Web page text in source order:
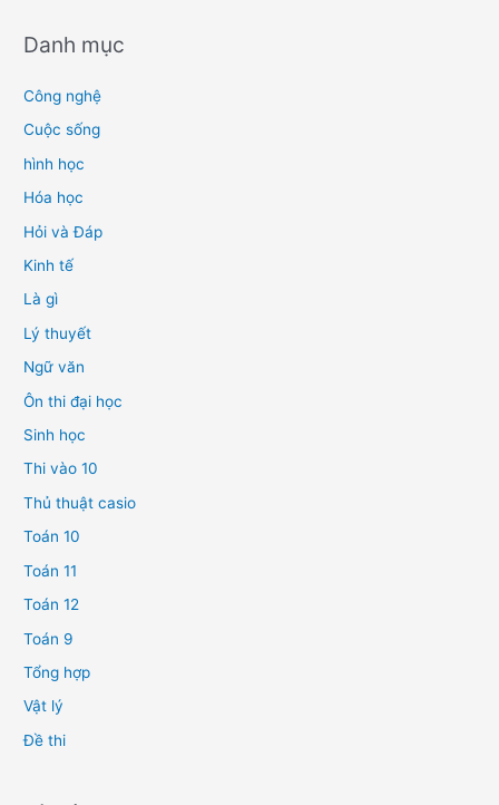
Danh mục
Công nghệ
Cuộc sống
hình học
Hóa học
Hỏi và Đáp
Kinh tế
Là gì
Lý thuyết
Ngữ văn
Ôn thi đại học
Sinh học
Thi vào 10
Thủ thuật casio
Toán 10
Toán 11
Toán 12
Toán 9
Tổng hợp
Vật lý
Đề thi